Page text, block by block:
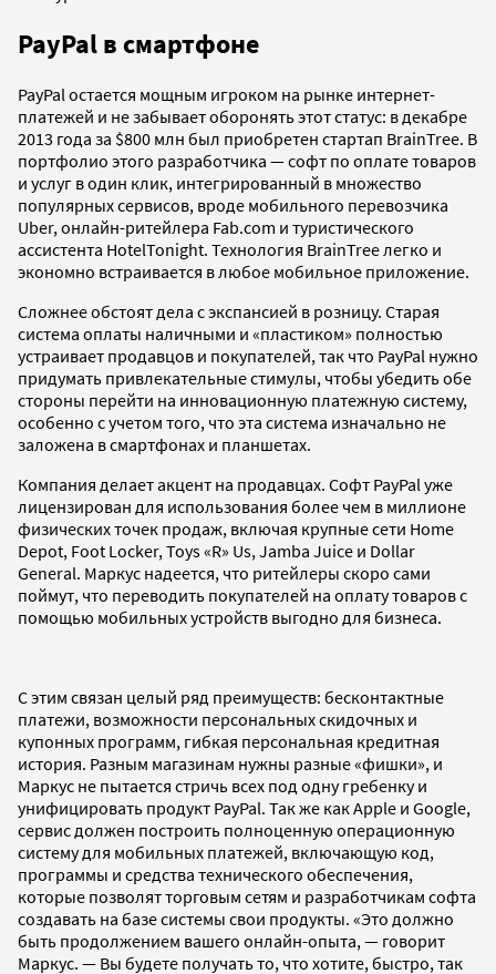
PayPal в смартфоне
PayPal остается мощным игроком на рынке интернет-
платежей и не забывает оборонять этот статус: в декабре
2013 года за $800 млн был приобретен стартап BrainTree. В
портфолио этого разработчика — софт по оплате товаров
и услуг в один клик, интегрированный в множество
популярных сервисов, вроде мобильного перевозчика
Uber, онлайн-ритейлера Fab.com и туристического
ассистента HotelTonight. Технология BrainTree легко и
экономно встраивается в любое мобильное приложение.
Сложнее обстоят дела с экспансией в розницу. Старая
система оплаты наличными и «пластиком» полностью
устраивает продавцов и покупателей, так что PayPal нужно
придумать привлекательные стимулы, чтобы убедить обе
стороны перейти на инновационную платежную систему,
особенно с учетом того, что эта система изначально не
заложена в смартфонах и планшетах.
Компания делает акцент на продавцах. Софт PayPal уже
лицензирован для использования более чем в миллионе
физических точек продаж, включая крупные сети Home
Depot, Foot Locker, Toys «R» Us, Jamba Juice и Dollar
General. Маркус надеется, что ритейлеры скоро сами
поймут, что переводить покупателей на оплату товаров с
помощью мобильных устройств выгодно для бизнеса.
С этим связан целый ряд преимуществ: бесконтактные
платежи, возможности персональных скидочных и
купонных программ, гибкая персональная кредитная
история. Разным магазинам нужны разные «фишки», и
Маркус не пытается стричь всех под одну гребенку и
унифицировать продукт PayPal. Так же как Apple и Google,
сервис должен построить полноценную операционную
систему для мобильных платежей, включающую код,
программы и средства технического обеспечения,
которые позволят торговым сетям и разработчикам софта
создавать на базе системы свои продукты. «Это должно
быть продолжением вашего онлайн-опыта, — говорит
Маркус. — Вы будете получать то, что хотите, быстро, так